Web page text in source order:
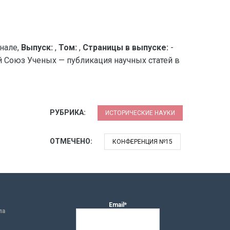
Выпуск: , Том: , Страницы в выпуске: -
Ученых — публикация научных статей в
РУБРИКА: ИСТОРИЧЕСКИЕ НАУКИ
ОТМЕЧЕНО: КОНФЕРЕНЦИЯ №15
Email*